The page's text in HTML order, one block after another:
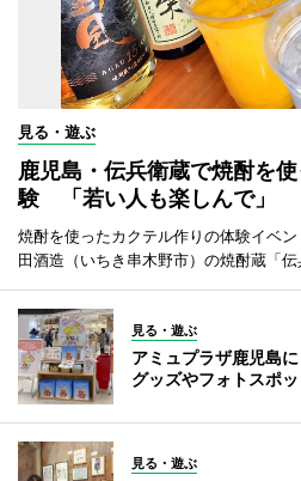
見る・遊ぶ
鹿児島・伝兵衛蔵で焼酎を
験 「若い人も楽しんで」
焼酎を使ったカクテル作りの体験イベ
田酒造（いちき串木野市）の焼酎蔵「伝
見る・遊ぶ
アミュプラザ鹿児島
グッズやフォトスポ
見る・遊ぶ